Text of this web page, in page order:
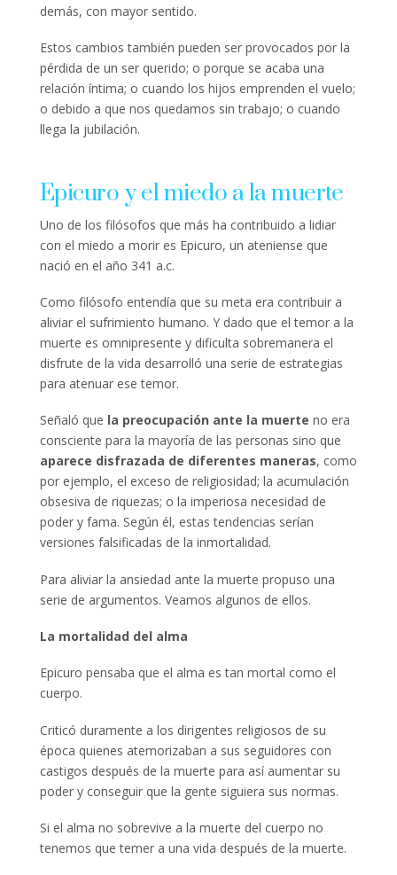
demás, con mayor sentido.
Estos cambios también pueden ser provocados por la
pérdida de un ser querido; o porque se acaba una
relación íntima; o cuando los hijos emprenden el vuelo;
o debido a que nos quedamos sin trabajo; o cuando
llega la jubilación.
Epicuro y el miedo a la muerte
Uno de los filósofos que más ha contribuido a lidiar
con el miedo a morir es Epicuro, un ateniense que
nació en el año 341 a.c.
Como filósofo entendía que su meta era contribuir a
aliviar el sufrimiento humano. Y dado que el temor a la
muerte es omnipresente y dificulta sobremanera el
disfrute de la vida desarrolló una serie de estrategias
para atenuar ese temor.
Señaló que la preocupación ante la muerte no era
consciente para la mayoría de las personas sino que
aparece disfrazada de diferentes maneras, como
por ejemplo, el exceso de religiosidad; la acumulación
obsesiva de riquezas; o la imperiosa necesidad de
poder y fama. Según él, estas tendencias serían
versiones falsificadas de la inmortalidad.
Para aliviar la ansiedad ante la muerte propuso una
serie de argumentos. Veamos algunos de ellos.
La mortalidad del alma
Epicuro pensaba que el alma es tan mortal como el
cuerpo.
Criticó duramente a los dirigentes religiosos de su
época quienes atemorizaban a sus seguidores con
castigos después de la muerte para así aumentar su
poder y conseguir que la gente siguiera sus normas.
Si el alma no sobrevive a la muerte del cuerpo no
tenemos que temer a una vida después de la muerte.